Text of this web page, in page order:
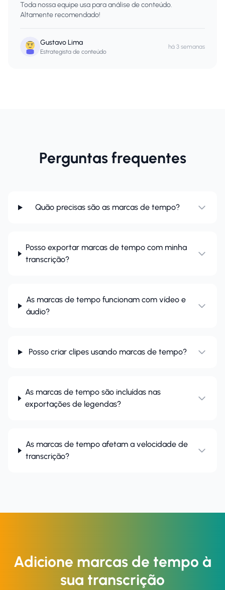
Toda nossa equipe usa para análise de conteúdo.
Altamente recomendado!
Gustavo Lima
Estrategista de conteúdo
há 3 semanas
Perguntas frequentes
Quão precisas são as marcas de tempo?
Posso exportar marcas de tempo com minha
transcrição?
As marcas de tempo funcionam com vídeo e
áudio?
Posso criar clipes usando marcas de tempo?
As marcas de tempo são incluídas nas
exportações de legendas?
As marcas de tempo afetam a velocidade de
transcrição?
Adicione marcas de tempo à
sua transcrição